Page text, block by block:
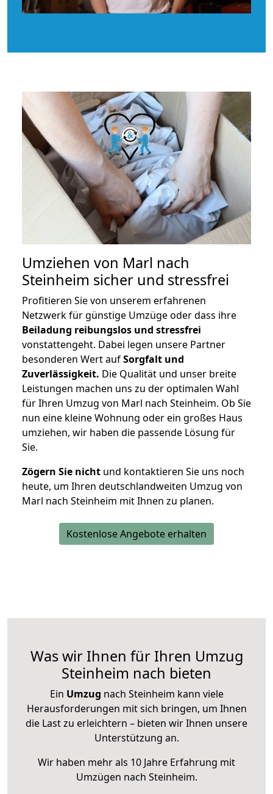
Umziehen von Marl nach
Steinheim sicher und stressfrei
Profitieren Sie von unserem erfahrenen
Netzwerk für günstige Umzüge oder dass ihre
Beiladung reibungslos und stressfrei
vonstattengeht. Dabei legen unsere Partner
besonderen Wert aufSorgfalt und
Zuverlässigkeit. Die Qualität und unser breite
Leistungen machen uns zu der optimalen Wahl
für Ihren Umzug von Marl nach Steinheim. Ob Sie
nun eine kleine Wohnung oder ein großes Haus
umziehen, wir haben die passende Lösung für
Sie.
Zögern Sie nicht und kontaktieren Sie uns noch
heute, um Ihren deutschlandweiten Umzug von
Marl nach Steinheim mit Ihnen zu planen.
Kostenlose Angebote erhalten
Was wir Ihnen für Ihren Umzug
Steinheim nach bieten
Ein Umzug nach Steinheim kann viele
Herausforderungen mit sich bringen, um Ihnen
die Last zu erleichtern – bieten wir Ihnen unsere
Unterstützung an.
Wir haben mehr als 10 Jahre Erfahrung mit
Umzügen nach Steinheim.